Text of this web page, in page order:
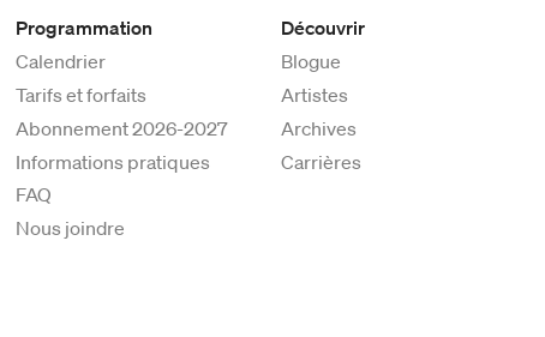
Programmation
Calendrier
Tarifs et forfaits
Abonnement 2026-2027
Informations pratiques
FAQ
Nous joindre
Découvrir
Blogue
Artistes
Archives
Carrières